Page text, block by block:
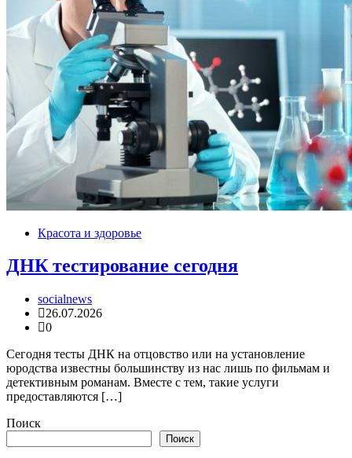
Красота и здоровье
ДНК тестирование сегодня
socialnews
26.07.2026
0
Сегодня тесты ДНК на отцовство или на установление
юродства известны большинству из нас лишь по фильмам и
детективным романам. Вместе с тем, такие услуги
предоставляются […]
Поиск
Поиск